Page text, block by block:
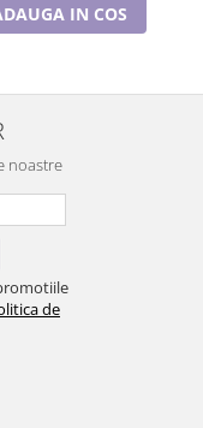
IN COS
noastre
de